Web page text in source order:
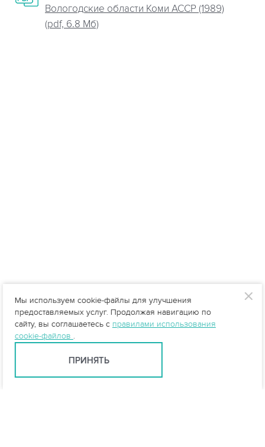
Вологодские области Коми АССР (1989)
(pdf, 6.8 Мб)
Мы используем cookie-файлы для улучшения
предоставляемых услуг. Продолжая навигацию по
сайту, вы соглашаетесь с правилами использования
cookie-файлов .
ПРИНЯТЬ